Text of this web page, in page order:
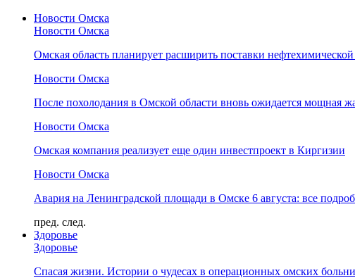
Новости Омска
Новости Омска
Омская область планирует расширить поставки
Новости Омска
После похолодания в Омской области вновь ожидается мощная
Новости Омска
Омская компания реализует еще один инвестпроект в Киргизии
Новости Омска
Авария на Ленинградской площади в Омске 6 августа: все
пред. след.
Здоровье
Здоровье
Спасая жизни. Истории о чудесах в операционных омских